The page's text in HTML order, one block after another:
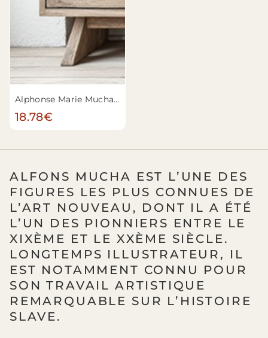
Alphonse Marie Mucha - Sarah Bernhardt
18.78€
ALFONS MUCHA EST L’UNE DES
FIGURES LES PLUS CONNUES DE
L’ART NOUVEAU, DONT IL A ÉTÉ
L’UN DES PIONNIERS ENTRE LE
XIXÈME ET LE XXÈME SIÈCLE.
LONGTEMPS ILLUSTRATEUR, IL
EST NOTAMMENT CONNU POUR
SON TRAVAIL ARTISTIQUE
REMARQUABLE SUR L’HISTOIRE
SLAVE.